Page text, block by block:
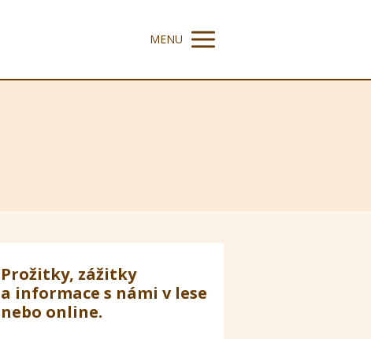
MENU
Prožitky, zážitky
a informace s námi v lese
nebo online.